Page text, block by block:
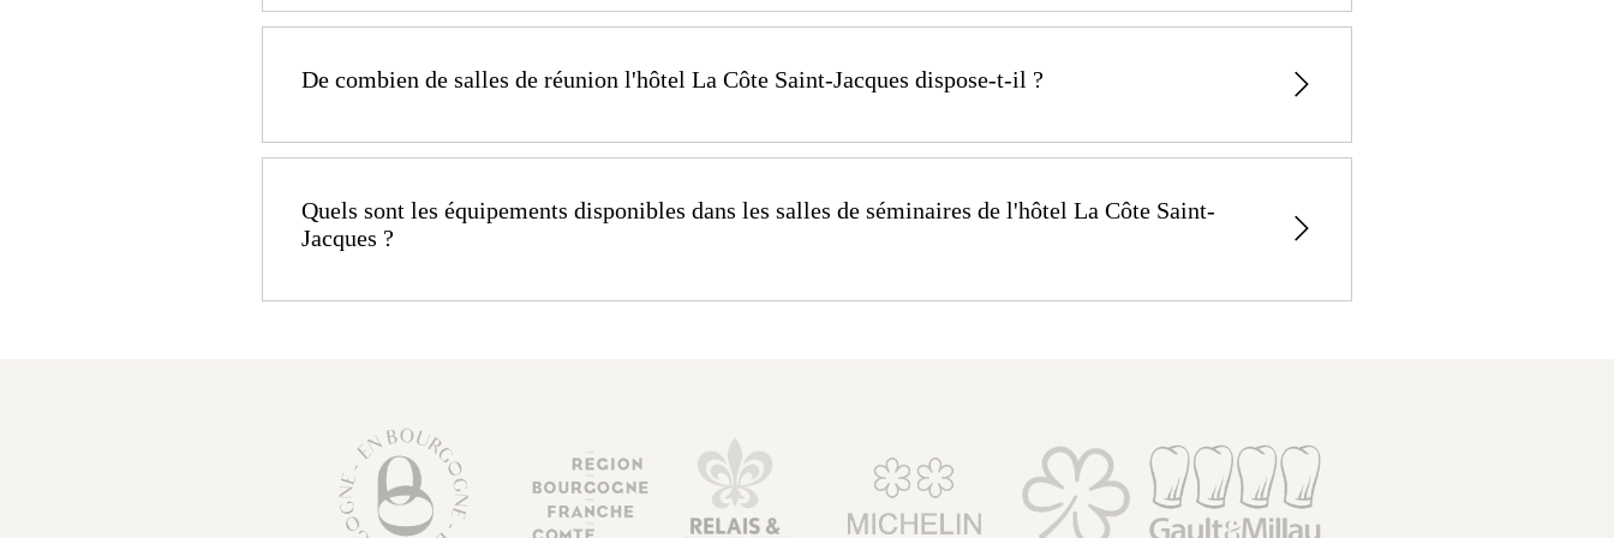
Oui, l'Hôtel La Côte Saint-Jacques est le lieu idéal pour tous vos rendez-vous d'affaires, réunions,
De combien de salles de réunion l'hôtel La Côte Saint-Jacques dispose-t-il ?
L'hôtel La Côte Saint-Jacques dispose d'un bel espace de conférence au dernier étage de la Maison de
ayant une capacité maximale de 60 personnes et une autre de 4*5 m modulable pouvant accueillir 12
Quels sont les équipements disponibles dans les salles de séminaires de l'hôtel La Côte Saint-
Jacques ?
- 2 paperboards, micro à main
- Connexion Wifi gratuite